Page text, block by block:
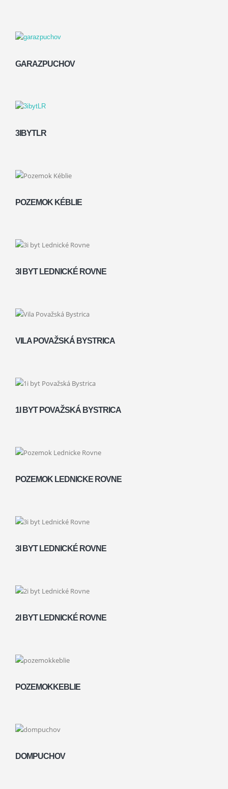
GARAZPUCHOV
3IBYTLR
POZEMOK KÉBLIE
3I BYT LEDNICKÉ ROVNE
VILA POVAŽSKÁ BYSTRICA
1I BYT POVAŽSKÁ BYSTRICA
POZEMOK LEDNICKE ROVNE
3I BYT LEDNICKÉ ROVNE
2I BYT LEDNICKÉ ROVNE
POZEMOKKEBLIE
DOMPUCHOV